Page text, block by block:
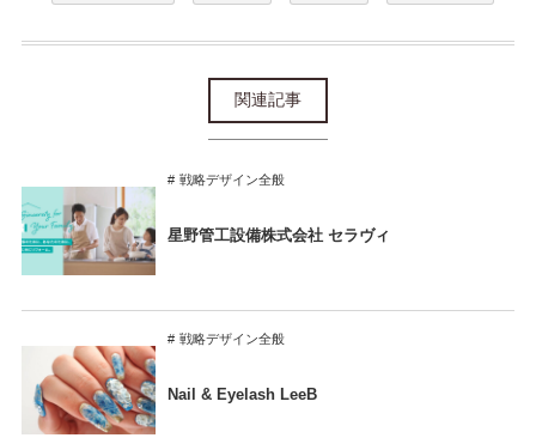
関連記事
戦略デザイン全般
星野管工設備株式会社 セラヴィ
戦略デザイン全般
Nail & Eyelash LeeB